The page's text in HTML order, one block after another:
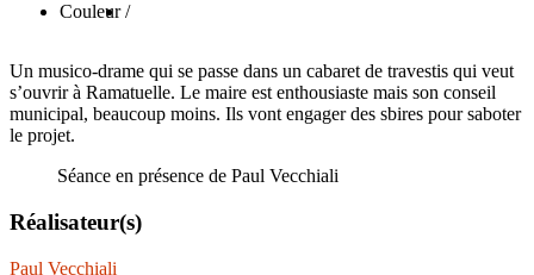
Couleur /
Un musico-drame qui se passe dans un cabaret de travestis qui veut
s’ouvrir à Ramatuelle. Le maire est enthousiaste mais son conseil
municipal, beaucoup moins. Ils vont engager des sbires pour saboter
le projet.
Séance en présence de Paul Vecchiali
Réalisateur(s)
Paul Vecchiali